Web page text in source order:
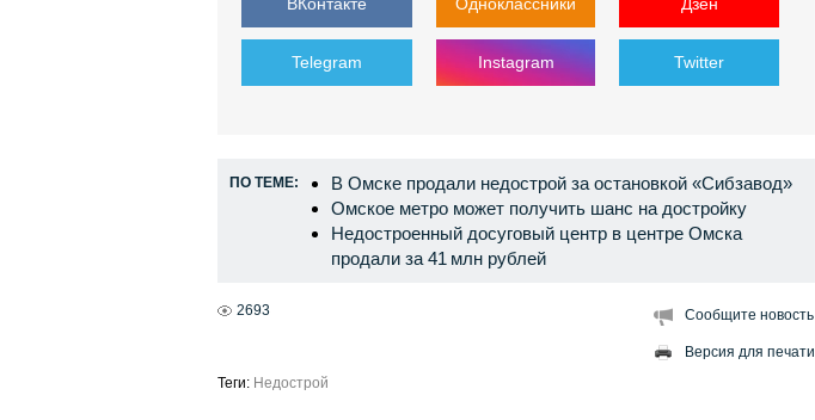
Telegram Instagram Twitter
ПО ТЕМЕ:
В Омске продали недострой за остановкой «Сибзавод»
Омское метро может получить шанс на достройку
Недостроенный досуговый центр в центре Омска
продали за 41 млн рублей
2693 Сообщите новость
Версия для печати
Теги: Недострой